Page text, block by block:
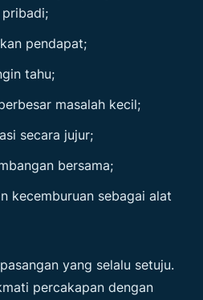
pendapat;
tahu;
masalah kecil;
secara jujur;
bersama;
kecemburuan sebagai alat
yang selalu setuju.
percakapan dengan